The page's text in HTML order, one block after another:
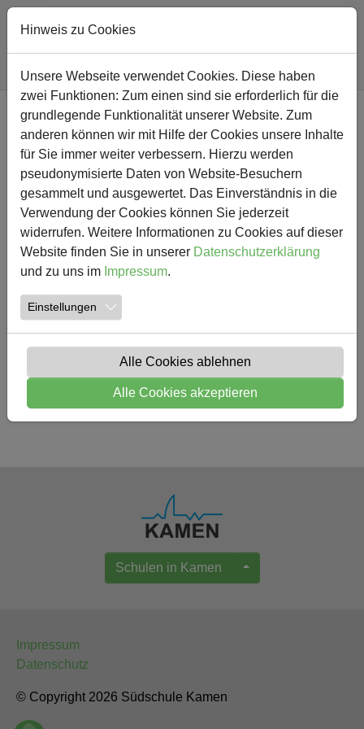
Zum Hauptinhalt springen
Sie sind hier:
Südschule Nachricht
NEWS
Schüler der Josefschule
gewinnt Vorlesewettbewerb
Am 15.11. gewann ein Schüler der 4. Klasse der
Josefsschule den Lesewettbewerb. Der 1. Platz ging
nicht nur an ihn, sondern er teilte ihn sich mit einer
Schülerin der Astrid Lindgren Schule.
Zurück
Schulen in Kamen
Impressum
Datenschutz
© Copyright 2026 Südschule Kamen
Hinweis zu Cookies
Unsere Webseite verwendet Cookies. Diese haben
zwei Funktionen: Zum einen sind sie erforderlich für die
grundlegende Funktionalität unserer Website. Zum
anderen können wir mit Hilfe der Cookies unsere Inhalte
für Sie immer weiter verbessern. Hierzu werden
pseudonymisierte Daten von Website-Besuchern
gesammelt und ausgewertet. Das Einverständnis in die
Verwendung der Cookies können Sie jederzeit
widerrufen. Weitere Informationen zu Cookies auf dieser
Website finden Sie in unserer Datenschutzerklärung
und zu uns im Impressum.
Einstellungen
Alle Cookies ablehnen
Alle Cookies akzeptieren